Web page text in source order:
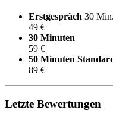
Erstgespräch 30
49 €
30 Minuten
59 €
50 Minuten
89 €
Letzte Bewertungen